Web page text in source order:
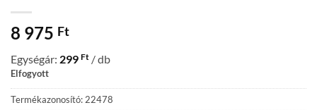
8 975 Ft
Egységár: 299 Ft / db
Elfogyott
Termékazonosító: 22478